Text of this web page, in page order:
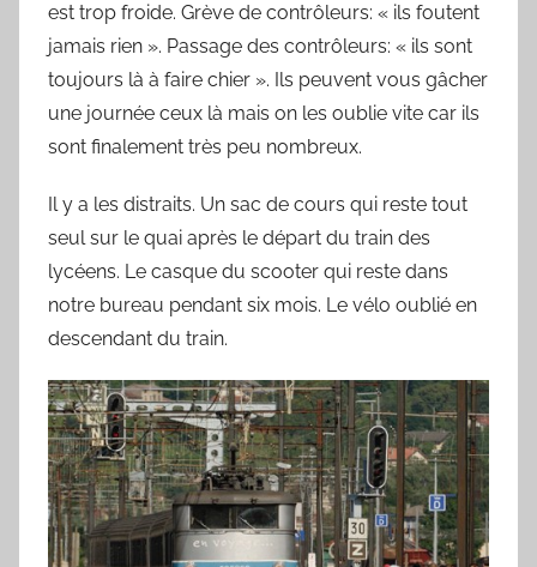
est trop froide. Grève de contrôleurs: « ils foutent
jamais rien ». Passage des contrôleurs: « ils sont
toujours là à faire chier ». Ils peuvent vous gâcher
une journée ceux là mais on les oublie vite car ils
sont finalement très peu nombreux.
Il y a les distraits. Un sac de cours qui reste tout
seul sur le quai après le départ du train des
lycéens. Le casque du scooter qui reste dans
notre bureau pendant six mois. Le vélo oublié en
descendant du train.